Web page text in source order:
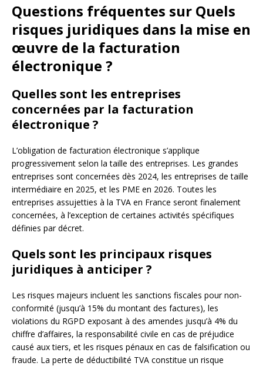
Questions fréquentes sur Quels
risques juridiques dans la mise en
œuvre de la facturation
électronique ?
Quelles sont les entreprises
concernées par la facturation
électronique ?
L’obligation de facturation électronique s’applique
progressivement selon la taille des entreprises. Les grandes
entreprises sont concernées dès 2024, les entreprises de taille
intermédiaire en 2025, et les PME en 2026. Toutes les
entreprises assujetties à la TVA en France seront finalement
concernées, à l’exception de certaines activités spécifiques
définies par décret.
Quels sont les principaux risques
juridiques à anticiper ?
Les risques majeurs incluent les sanctions fiscales pour non-
conformité (jusqu’à 15% du montant des factures), les
violations du RGPD exposant à des amendes jusqu’à 4% du
chiffre d’affaires, la responsabilité civile en cas de préjudice
causé aux tiers, et les risques pénaux en cas de falsification ou
fraude. La perte de déductibilité TVA constitue un risque